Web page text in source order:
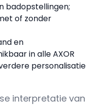
badopstellingen;
of zonder
en
in alle AXOR
personalisatie
interpretatie van